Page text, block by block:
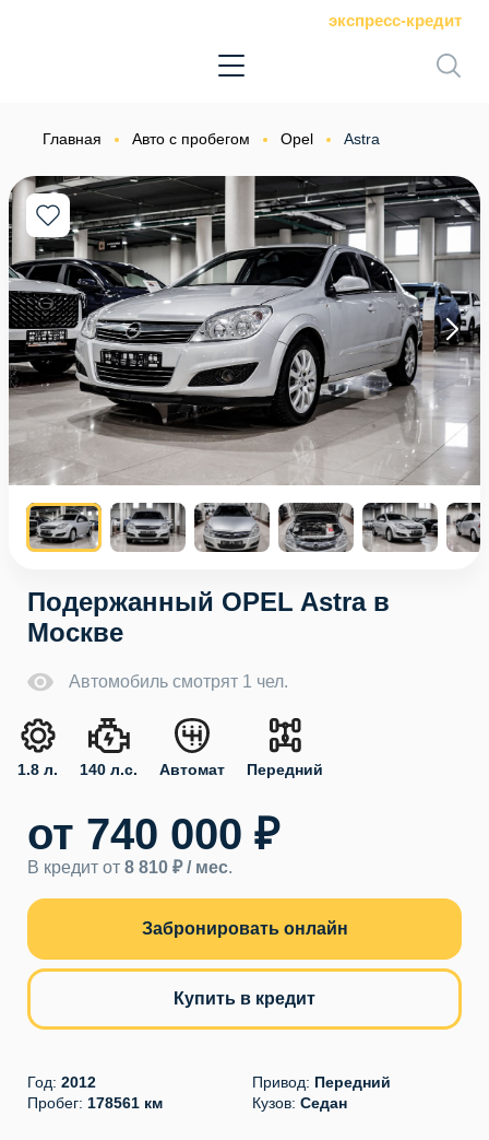
экспресс-кредит
Главная Авто с пробегом Opel Astra
Подержанный OPEL Astra в
Москве
Автомобиль смотрят 1 чел.
1.8 л. 140 л.с. Автомат Передний
от 740 000 ₽
В кредит от 8 810 ₽ / мес.
Забронировать онлайн
Купить в кредит
Год: 2012
Пробег: 178561 км
Привод: Передний
Кузов: Седан